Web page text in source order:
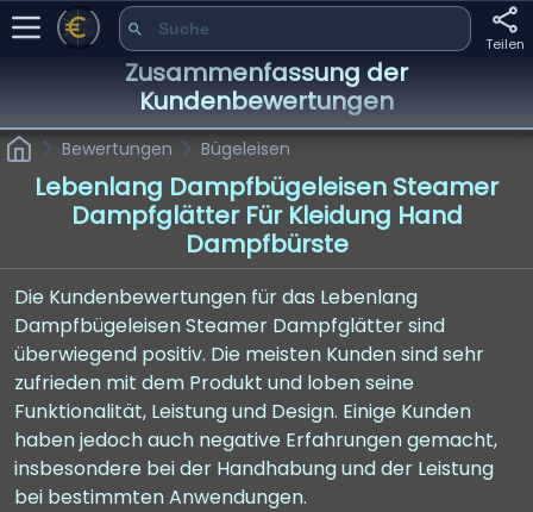
Teilen
Zusammenfassung der
Kundenbewertungen
Bewertungen Bügeleisen
Lebenlang Dampfbügeleisen Steamer
Dampfglätter Für Kleidung Hand
Dampfbürste
Die Kundenbewertungen für das Lebenlang
Dampfbügeleisen Steamer Dampfglätter sind
überwiegend positiv. Die meisten Kunden sind sehr
zufrieden mit dem Produkt und loben seine
Funktionalität, Leistung und Design. Einige Kunden
haben jedoch auch negative Erfahrungen gemacht,
insbesondere bei der Handhabung und der Leistung
bei bestimmten Anwendungen.